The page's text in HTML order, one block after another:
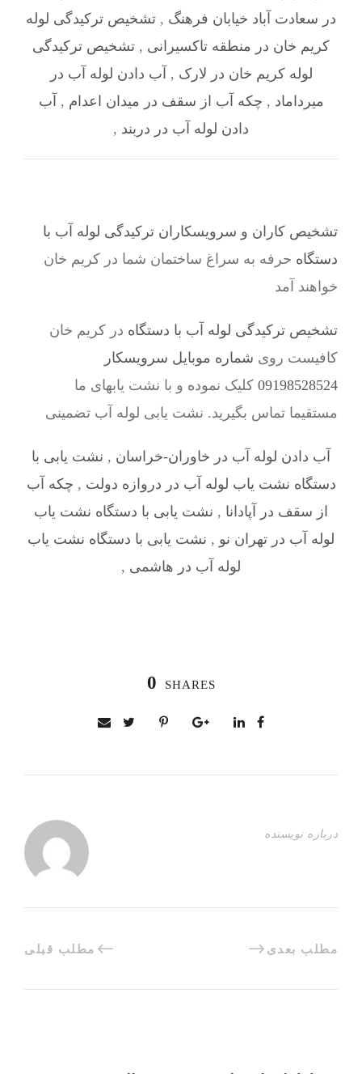
در سعادت آباد خیابان فرهنگ , تشخیص ترکیدگی لوله
کریم خان در منطقه تاکسیرانی , تشخیص ترکیدگی
لوله کریم خان در لارک , آب دادن لوله آب در
میرداماد , چکه آب از سقف در میدان اعدام , آب
دادن لوله آب در دربند ,
تشخیص کاران و سرویسکاران ترکیدگی لوله آب با
دستگاه حرفه به سراغ ساختمان شما در کریم خان
خواهند آمد
تشخیص ترکیدگی لوله آب با دستگاه در کریم خان
کافیست روی شماره موبایل سرویسکار
09198528524 کلیک نموده و با نشت یابهای ما
مستقیما تماس بگیرید. نشت یابی لوله آب تضمینی
آب دادن لوله آب در خاوران-خراسان , نشت یابی با
دستگاه نشت یاب لوله آب در دروازه دولت , چکه آب
از سقف در آپادانا , نشت یابی با دستگاه نشت یاب
لوله آب در تهران نو , نشت یابی با دستگاه نشت یاب
لوله آب در هاشمی ,
0 SHARES
درباره نویسنده
مطلب قبلی مطلب بعدی